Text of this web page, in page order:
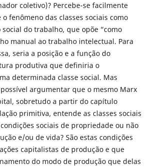
coletivo)? Percebe-se facilmente
fenômeno das classes sociais como
do trabalho, que opõe “como
manual ao trabalho intelectual. Para
seria a posição e a função do
produtiva que definiria o
determinada classe social. Mas
argumentar que o mesmo Marx
sobretudo a partir do capítulo
primitiva, entende as classes sociais
sociais de propriedade ou não
e/ou de vida? São estas condições
capitalistas de produção e que
do modo de produção que delas